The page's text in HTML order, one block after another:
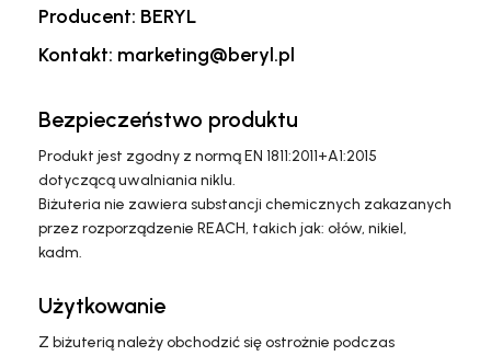
Producent: BERYL
Kontakt: marketing@beryl.pl
Bezpieczeństwo produktu
Produkt jest zgodny z normą EN 1811:2011+A1:2015
dotyczącą uwalniania niklu.
Biżuteria nie zawiera substancji chemicznych zakazanych
przez rozporządzenie REACH, takich jak: ołów, nikiel,
kadm.
Użytkowanie
Z biżuterią należy obchodzić się ostrożnie podczas